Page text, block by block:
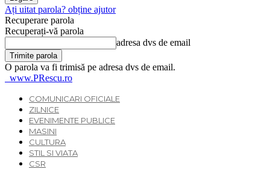
Ați uitat parola? obține ajutor
Recuperare parola
Recuperați-vă parola
adresa dvs de email
O parola va fi trimisă pe adresa dvs de email.
www.PRescu.ro
COMUNICARI OFICIALE
ZILNICE
EVENIMENTE PUBLICE
MASINI
CULTURA
STIL SI VIATA
CSR